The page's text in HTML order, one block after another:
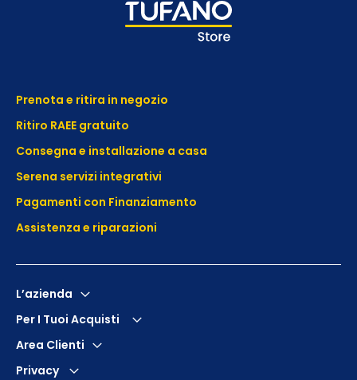
Prenota e ritira in negozio
Ritiro RAEE gratuito
Consegna e installazione a casa
Serena servizi integrativi
Pagamenti con Finanziamento
Assistenza e riparazioni
L’azienda
Per I Tuoi Acquisti
Area Clienti
Privacy